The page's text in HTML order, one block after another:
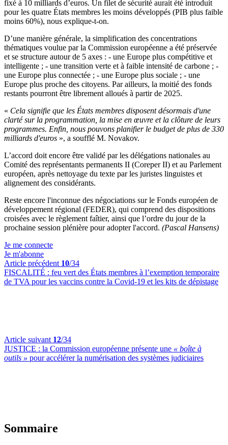
fixé à 10 milliards d’euros. Un filet de sécurité aurait été introduit
pour les quatre États membres les moins développés (PIB plus faible
moins 60%), nous explique-t-on.
D’une manière générale, la simplification des concentrations
thématiques voulue par la Commission européenne a été préservée
et se structure autour de 5 axes : - une Europe plus compétitive et
intelligente ; - une transition verte et à faible intensité de carbone ; -
une Europe plus connectée ; - une Europe plus sociale ; - une
Europe plus proche des citoyens. Par ailleurs, la moitié des fonds
restants pourront être librement alloués à partir de 2025.
« Cela signifie que les États membres disposent désormais d'une
clarté sur la programmation, la mise en œuvre et la clôture de leurs
programmes. Enfin, nous pouvons planifier le budget de plus de 330
milliards d'euros », a soufflé M. Novakov.
L’accord doit encore être validé par les délégations nationales au
Comité des représentants permanents II (Coreper II) et au Parlement
européen, après nettoyage du texte par les juristes linguistes et
alignement des considérants.
Reste encore l'inconnue des négociations sur le Fonds européen de
développement régional (FEDER), qui comprend des dispositions
croisées avec le règlement faîtier, ainsi que l’ordre du jour de la
prochaine session plénière pour adopter l'accord. (Pascal Hansens)
Je me connecte
Je m'abonne
Article précédent 10/34
FISCALITÉ : feu vert des États membres à l’exemption temporaire
de TVA pour les vaccins contre la Covid-19 et les kits de dépistage
Article suivant 12/34
JUSTICE : la Commission européenne présente une « boîte à
outils » pour accélérer la numérisation des systèmes judiciaires
Sommaire